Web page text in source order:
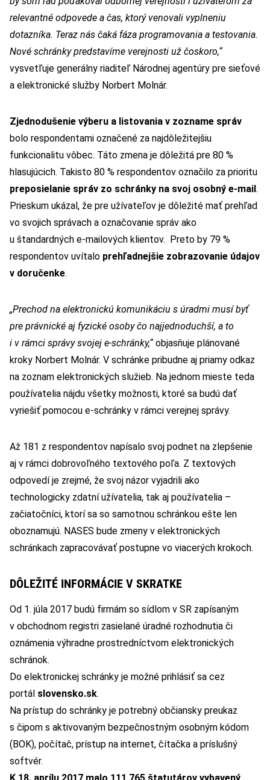
relevantné odpovede a čas, ktorý venovali vyplneniu
dotazníka. Teraz nás čaká fáza programovania a testovania.
Nové schránky predstavíme verejnosti už čoskoro,“
vysvetľuje generálny riaditeľ Národnej agentúry pre sieťové
a elektronické služby Norbert Molnár.
Zjednodušenie výberu a listovania v zozname správ
bolo respondentami označené za najdôležitejšiu
funkcionalitu vôbec. Táto zmena je dôležitá pre 80 %
hlasujúcich. Takisto 80 % respondentov označilo za prioritu
preposielanie správ zo schránky na svoj osobný e-mail.
Prieskum ukázal, že pre užívateľov je dôležité mať prehľad
vo svojich správach a označovanie správ ako
u štandardných e-mailových klientov. Preto by 79 %
respondentov uvítalo prehľadnejšie zobrazovanie údajov
v doručenke.
„Prechod na elektronickú komunikáciu s úradmi musí byť
pre právnické aj fyzické osoby čo najjednoduchší, a to
i v rámci správy svojej e-schránky,“objasňuje plánované
kroky Norbert Molnár. V schránke pribudne aj priamy odkaz
na zoznam elektronických služieb. Na jednom mieste teda
používatelia nájdu všetky možnosti, ktoré sa budú dať
vyriešiť pomocou e-schránky v rámci verejnej správy.
Až 181 z respondentov napísalo svoj podnet na zlepšenie
aj v rámci dobrovoľného textového poľa. Z textových
odpovedí je zrejmé, že svoj názor vyjadrili ako
technologicky zdatní užívatelia, tak aj používatelia –
začiatočníci, ktorí sa so samotnou schránkou ešte len
oboznamujú. NASES bude zmeny v elektronických
schránkach zapracovávať postupne vo viacerých krokoch.
DÔLEŽITÉ INFORMÁCIE V SKRATKE
Od 1. júla 2017 budú firmám so sídlom v SR zapísaným
v obchodnom registri zasielané úradné rozhodnutia či
oznámenia výhradne prostredníctvom elektronických
schránok.
Do elektronickej schránky je možné prihlásiť sa cez
portál slovensko.sk.
Na prístup do schránky je potrebný občiansky preukaz
s čipom s aktivovaným bezpečnostným osobným kódom
(BOK), počítač, prístup na internet, čítačka a príslušný
softvér.